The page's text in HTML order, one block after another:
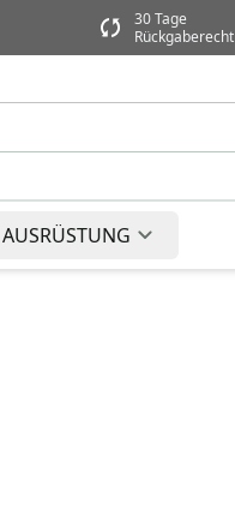
30 Tage
Rückgaberecht
AUSRÜSTUNG